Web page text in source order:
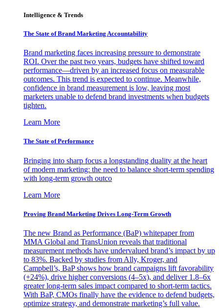
Intelligence & Trends
The State of Brand Marketing Accountability
Brand marketing faces increasing pressure to demonstrate
ROI. Over the past two years, budgets have shifted toward
performance—driven by an increased focus on measurable
outcomes. This trend is expected to continue. Meanwhile,
confidence in brand measurement is low, leaving most
marketers unable to defend brand investments when budgets
tighten.
Learn More
The State of Performance
Bringing into sharp focus a longstanding duality at the heart
of modern marketing: the need to balance short-term spending
with long-term growth outco
Learn More
Proving Brand Marketing Drives Long-Term Growth
The new Brand as Performance (BaP) whitepaper from
MMA Global and TransUnion reveals that traditional
measurement methods have undervalued brand’s impact by up
to 83%. Backed by studies from Ally, Kroger, and
Campbell’s, BaP shows how brand campaigns lift favorability
(+24%), drive higher conversions (4–5x), and deliver 1.8–6x
greater long-term sales impact compared to short-term tactics.
With BaP, CMOs finally have the evidence to defend budgets,
optimize strategy, and demonstrate marketing’s full value.